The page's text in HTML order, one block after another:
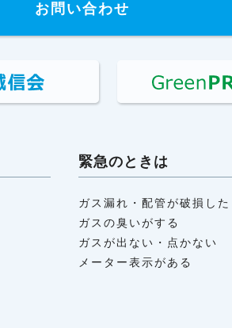
お問い合わせ
緊急のときは
ガス漏れ・配管が破損した
ガスの臭いがする
ガスが出ない・点かない
メーター表示がある